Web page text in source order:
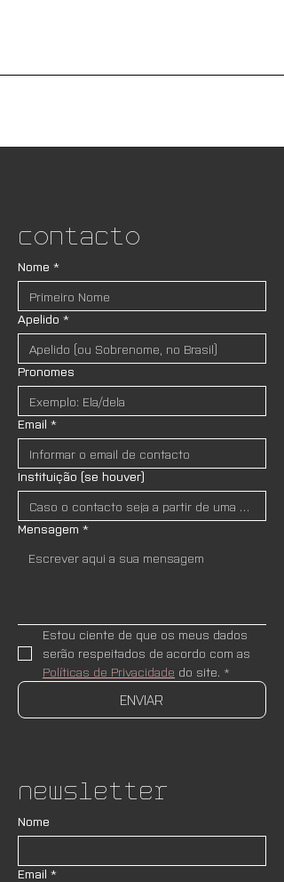
Contacto
Nome *
Apelido *
Pronomes
Email *
Instituição (se houver)
Mensagem *
Estou ciente de que os meus dados
Políticas de Privacidade do site. *
ENVIAR
Newsletter
Nome
Email *